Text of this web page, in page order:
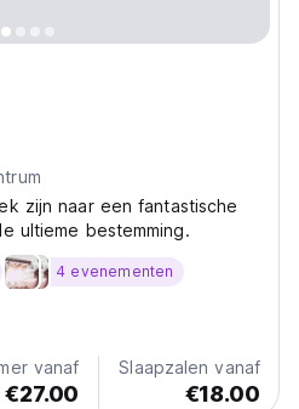
zijn naar een fantastische
ultieme bestemming.
4 evenementen
vanaf
€27.00
Slaapzalen vanaf
€18.00